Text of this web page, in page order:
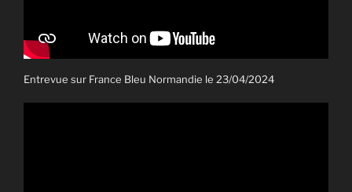
Entrevue sur France Bleu Normandie le 23/04/2024